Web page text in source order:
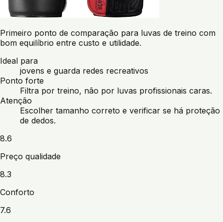
Primeiro ponto de comparação para luvas de treino com
bom equilíbrio entre custo e utilidade.
Ideal para
jovens e guarda redes recreativos
Ponto forte
Filtra por treino, não por luvas profissionais caras.
Atenção
Escolher tamanho correto e verificar se há proteção
de dedos.
8.6
Preço qualidade
8.3
Conforto
7.6